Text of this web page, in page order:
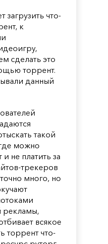
загрузить что-
к
сделать это
торрент.
данный
такой
можно
и не платить за
трекеров
много, но
рекламы,
всякое
торрент что-